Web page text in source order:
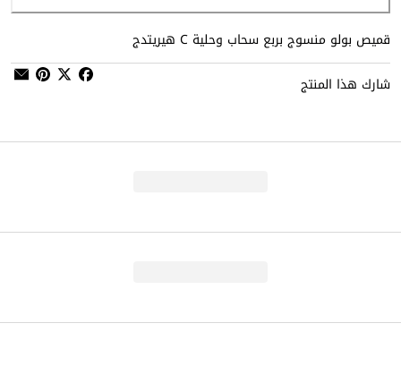
قميص بولو منسوج بربع سحاب وحلية C هيريتدج
شارك هذا المنتج